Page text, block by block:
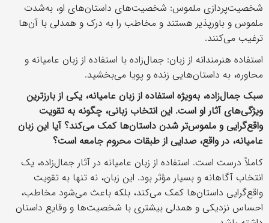
شخصیت‌پردازی ملموس: شخصیت‌های داستان‌های او، به‌شدت
ملموس و باورپذیر هستند و مخاطب را به درک و همدلی با آن‌ها
ترغیب می‌کنند.
استفاده هنرمندانه از زبان: جمال‌زاده با استفاده از زبان عامیانه و
محاوره، به داستان‌هایی زنده و پویا می‌بخشید.
سبک جمال‌زاده، به‌ویژه استفاده از زبان عامیانه، یکی از بارزترین
ویژگی‌های آثار او است. این انتخاب زبانی، چگونه به تقویت
واقع‌گرایی و ملموس‌تر شدن داستان‌ها کمک می‌کند؟ آیا این زبان
عامیانه، در واقع، صدایی از طبقات محروم جامعه است؟
کاملاً درست است. استفاده از زبان عامیانه در آثار جمال‌زاده، یک
انتخاب آگاهانه و بسیار مؤثر بود. این زبان، نه تنها به تقویت
واقع‌گرایی داستان‌ها کمک می‌کند، بلکه باعث می‌شود مخاطب،
احساس نزدیکی و همدلی بیشتری با شخصیت‌ها و وقایع داستان